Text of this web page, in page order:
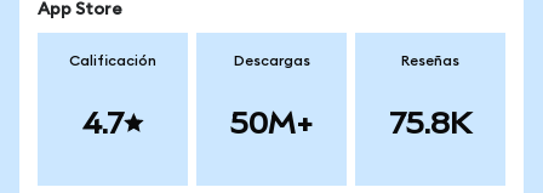
App Store
Calificación
4.7
Descargas
50M+
Reseñas
75.8K